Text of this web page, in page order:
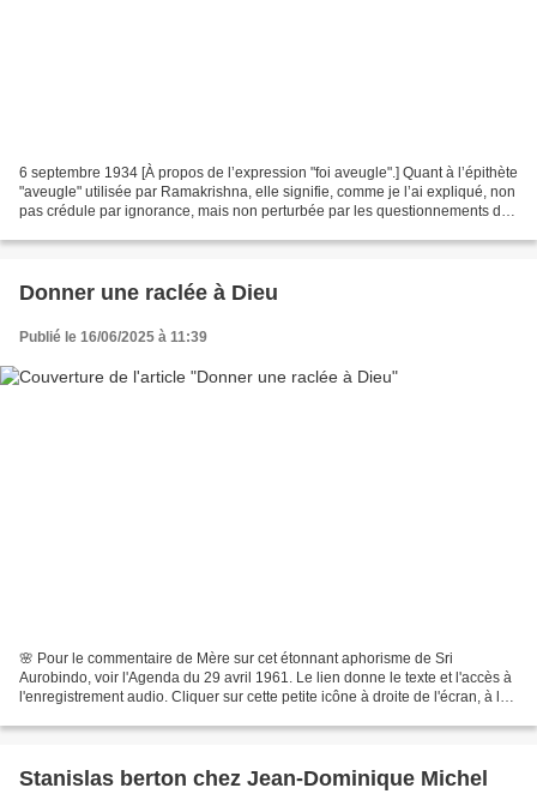
6 septembre 1934 [À propos de l’expression "foi aveugle".] Quant à l’épithète
"aveugle" utilisée par Ramakrishna, elle signifie, comme je l’ai expliqué, non
pas crédule par ignorance, mais non perturbée par les questionnements de
Donner une raclée à Dieu
Publié le 16/06/2025 à 11:39
🌸 Pour le commentaire de Mère sur cet étonnant aphorisme de Sri
Aurobindo, voir l'Agenda du 29 avril 1961. Le lien donne le texte et l'accès à
l'enregistrement audio. Cliquer sur cette petite icône à droite de l'écran, à la
Stanislas berton chez Jean-Dominique Michel